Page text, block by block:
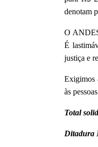
denotam
O
É
justiça e
Exigimos
às
Total
Ditadura